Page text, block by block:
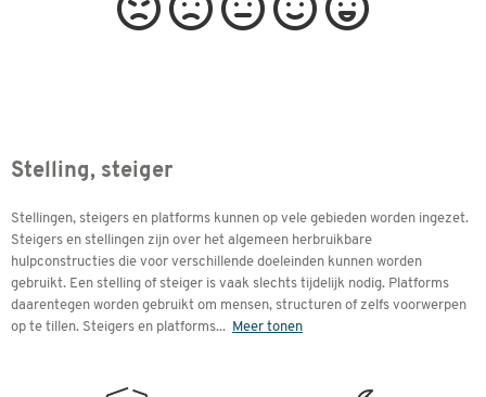
Stelling, steiger
Stellingen, steigers en platforms kunnen op vele gebieden worden ingezet.
Steigers en stellingen zijn over het algemeen herbruikbare
hulpconstructies die voor verschillende doeleinden kunnen worden
gebruikt. Een stelling of steiger is vaak slechts tijdelijk nodig. Platforms
daarentegen worden gebruikt om mensen, structuren of zelfs voorwerpen
op te tillen. Steigers en platforms... Meer tonen